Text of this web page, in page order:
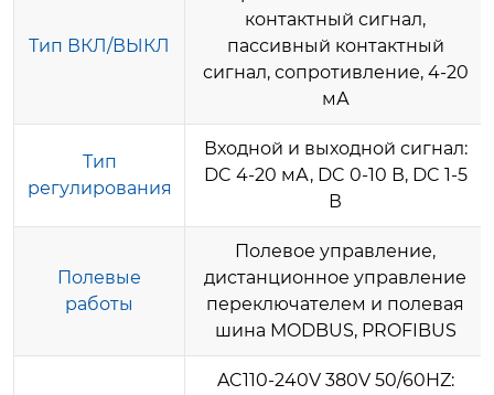
Тип ВКЛ/ВЫКЛ
контактный сигнал,
пассивный контактный
сигнал, сопротивление, 4-20
мА
Тип
регулирования
Входной и выходной сигнал:
DC 4-20 мА, DC 0-10 В, DC 1-5
В
Полевые
работы
Полевое управление,
дистанционное управление
переключателем и полевая
шина MODBUS, PROFIBUS
AC110-240V 380V 50/60HZ: